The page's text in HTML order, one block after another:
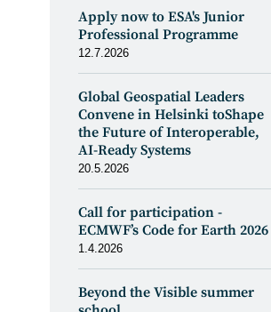
Apply now to ESA's Junior
Professional Programme
12.7.2026
Global Geospatial Leaders
Convene in Helsinki toShape
the Future of Interoperable,
AI-Ready Systems
20.5.2026
Call for participation -
ECMWF’s Code for Earth 2026
1.4.2026
Beyond the Visible summer